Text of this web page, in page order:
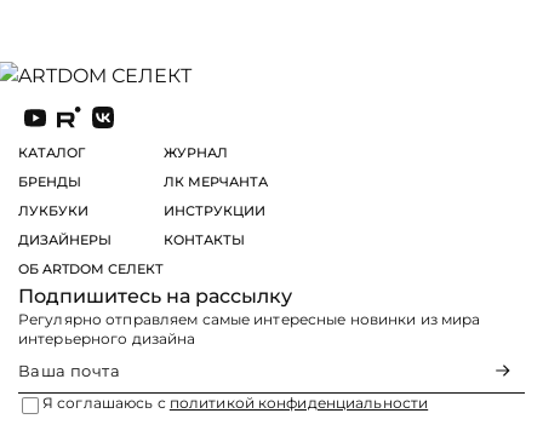
КАТАЛОГ
БРЕНДЫ
ЛУКБУКИ
ДИЗАЙНЕРЫ
ОБ ARTDOM СЕЛЕКТ
ЖУРНАЛ
ЛК МЕРЧАНТА
ИНСТРУКЦИИ
КОНТАКТЫ
Подпишитесь на рассылку
Регулярно отправляем самые интересные новинки из мира
интерьерного дизайна
Я соглашаюсь с политикой конфиденциальности